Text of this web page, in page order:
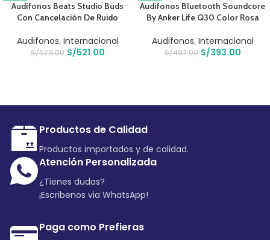
Audífonos Beats Studio Buds
Con Cancelación De Ruido
Audifonos, Internacional
S/579.00 S/521.00
Audífonos Bluetooth Soundcore
By Anker Life Q30 Color Rosa
Audifonos, Internacional
S/497.00 S/393.00
Productos de Calidad
Productos importados y de calidad.
Atención Personalizada
¿Tienes dudas?
¡Escribenos via WhatsApp!
Paga como Prefieras